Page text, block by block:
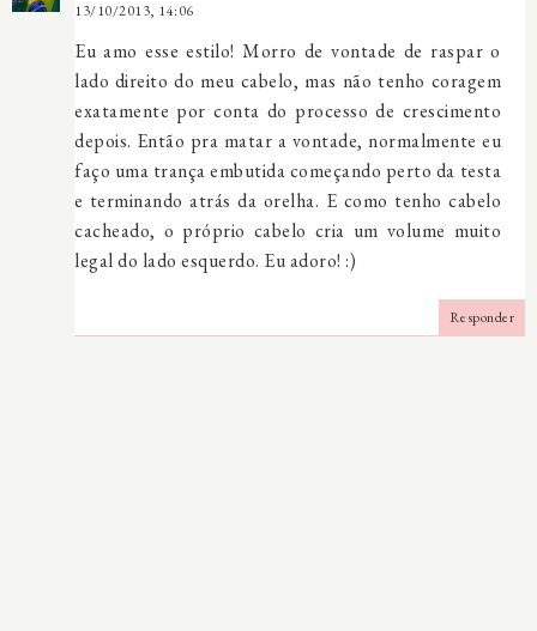
13/10/2013, 14:06
Eu amo esse estilo! Morro de vontade de raspar o
lado direito do meu cabelo, mas não tenho coragem
exatamente por conta do processo de crescimento
depois. Então pra matar a vontade, normalmente eu
faço uma trança embutida começando perto da testa
e terminando atrás da orelha. E como tenho cabelo
cacheado, o próprio cabelo cria um volume muito
legal do lado esquerdo. Eu adoro! :)
Responder